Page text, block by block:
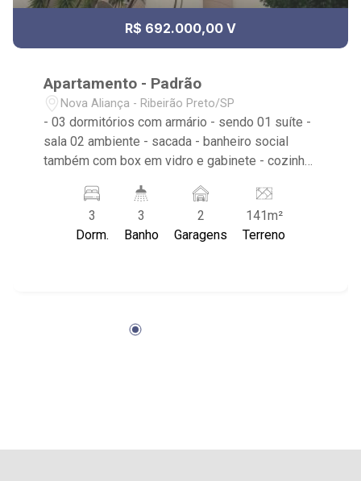
R$ 692.000,00 V
Apartamento - Padrão
Nova Aliança - Ribeirão Preto/SP
- 03 dormitórios com armário - sendo 01 suíte -
sala 02 ambiente - sacada - banheiro social
também com box em vidro e gabinete - cozinha
banheiro - 02 vagas de garagem - próximo a
UNIP, Caixa Econômica e Praça das Artes. Entre
Ribeirão Shopping e Shopping Iguatemi
3
Dorm.
3
Banho
2
Garagens
141m²
Terreno